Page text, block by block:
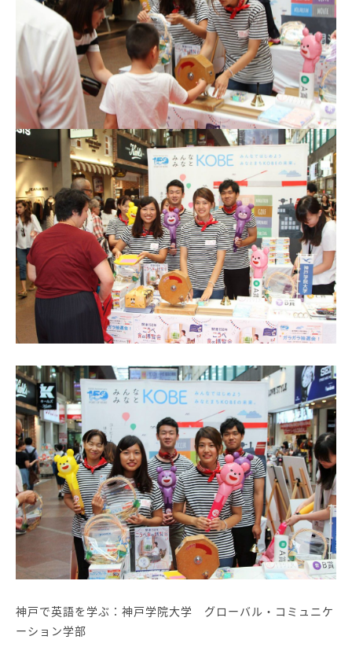
神戸で英語を学ぶ：神戸学院大学 グローバル・コミュニケ
ーション学部